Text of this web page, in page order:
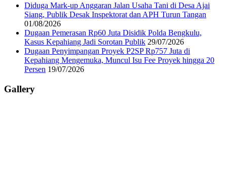
Diduga Mark-up Anggaran Jalan Usaha Tani di Desa Ajai
Siang, Publik Desak Inspektorat dan APH Turun Tangan
01/08/2026
Dugaan Pemerasan Rp60 Juta Disidik Polda Bengkulu,
Kasus Kepahiang Jadi Sorotan Publik 29/07/2026
Dugaan Penyimpangan Proyek P2SP Rp757 Juta di
Kepahiang Mengemuka, Muncul Isu Fee Proyek hingga 20
Persen 19/07/2026
Gallery